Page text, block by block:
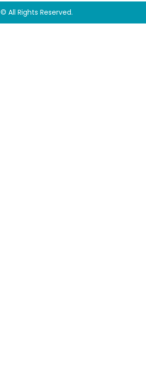
© All Rights Reserved.